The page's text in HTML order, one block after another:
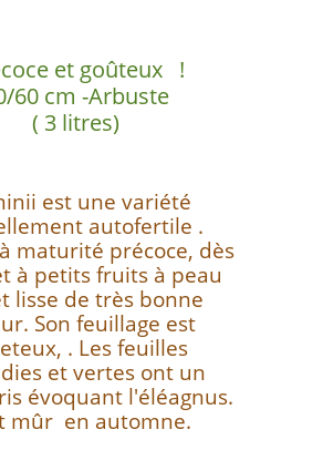
et goûteux !
60 cm -Arbuste
( 3 litres)
est une variété
autofertile .
maturité précoce, dès
à petits fruits à peau
lisse de très bonne
Son feuillage est
. Les feuilles
et vertes ont un
évoquant l'éléagnus.
mûr en automne.